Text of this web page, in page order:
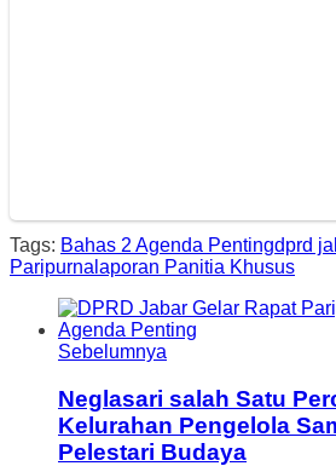
Tags: Bahas 2 Agenda Pentingdprd
Paripurna laporan Panitia Khusus
Sebelumnya
Neglasari salah Satu
Kelurahan Pengelola
Pelestari Budaya